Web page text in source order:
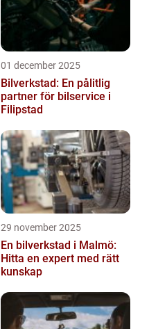
01 december 2025
Bilverkstad: En pålitlig
partner för bilservice i
Filipstad
29 november 2025
En bilverkstad i Malmö:
Hitta en expert med rätt
kunskap